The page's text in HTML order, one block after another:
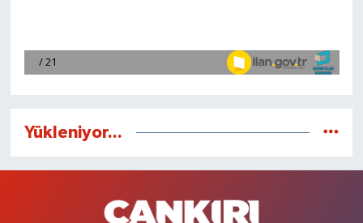
Yükleniyor...